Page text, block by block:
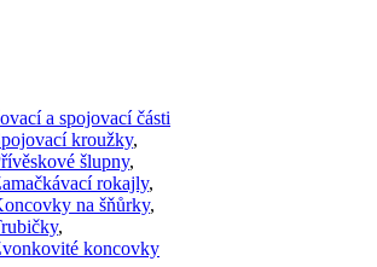
a spojovací části
kroužky,
šlupny,
rokajly,
na šňůrky,
,
koncovky